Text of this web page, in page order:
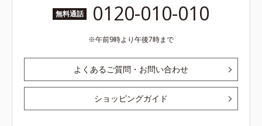
無料通話 0120-010-010
午前9時より午後7時まで
よくあるご質問・お問い合わせ
ショッピングガイド